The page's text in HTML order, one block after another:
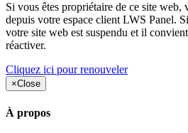
Si vous êtes propriétaire de ce site web,
depuis votre espace client LWS Panel.
votre site web est suspendu et il
réactiver.
Cliquez ici pour renouveler
×Close
À propos